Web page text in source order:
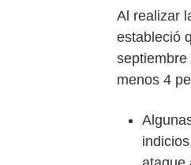
Al realizar
estableció
menos 4